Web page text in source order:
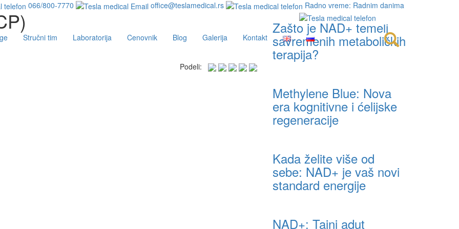
066/800-7770 office@teslamedical.rs
Radno vreme: Radnim danima
Stručni tim Laboratorija Cenovnik Blog Galerija Kontakt
Podeli:
Zašto je NAD+ temelj
savremenih metaboličkih
terapija?
Methylene Blue: Nova
era kognitivne i ćelijske
regeneracije
Kada želite više od
sebe: NAD+ je vaš novi
standard energije
NAD+: Tajni adut